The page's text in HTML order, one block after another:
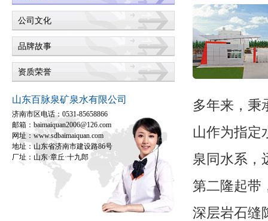
公司文化
品牌故事
资质荣誉
山东百脉泉矿泉水有限公司
济南市区电话：0531-85658866
邮箱：baimaiquan2006@126.com
网址：www.sdbaimaiquan.com
地址：山东省济南市建设路86号
厂址：山东·章丘·十九郎
多年来，秉
山作为指定
泉同水系，
第二隆起带
深层岩石缝